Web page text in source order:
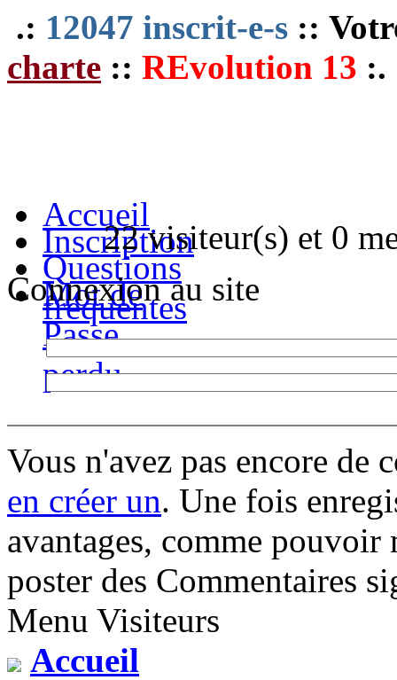
.: 12047 inscrit-e-s ::
charte :: REvolution 13 :.
22 visiteur(s) et 0
Accueil
Inscription
Questions
fréquentes
Mot de
Passe
perdu
Connexion au site
Vous n'avez pas encore de
en créer un. Une fois
avantages, comme
poster des Commentaires
Menu Visiteurs
Accueil